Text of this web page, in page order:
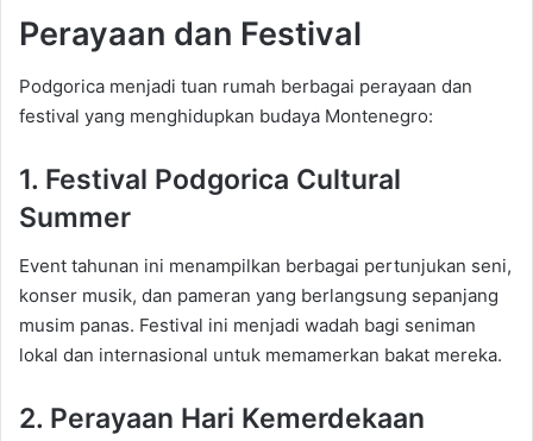
Perayaan dan Festival
Podgorica menjadi tuan rumah berbagai perayaan dan
festival yang menghidupkan budaya Montenegro:
1. Festival Podgorica Cultural
Summer
Event tahunan ini menampilkan berbagai pertunjukan seni,
konser musik, dan pameran yang berlangsung sepanjang
musim panas. Festival ini menjadi wadah bagi seniman
lokal dan internasional untuk memamerkan bakat mereka.
2. Perayaan Hari Kemerdekaan